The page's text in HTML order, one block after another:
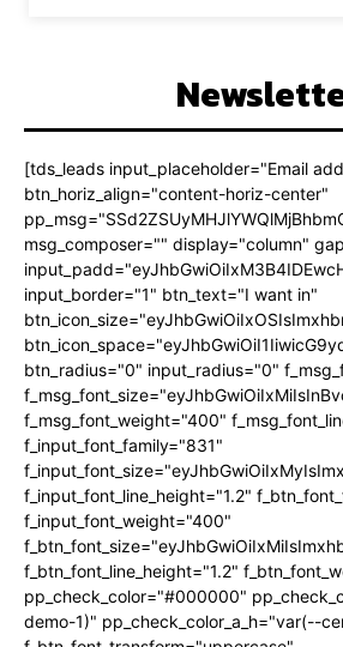
[tds_leads input_placeholder="Email
btn_horiz_align="content-horiz-center"
msg_composer="" display="column"
input_border="1" btn_text="I want in"
btn_radius="0" input_radius="0"
f_msg_font_weight="400"
f_input_font_family="831"
f_input_font_line_height="1.2"
f_input_font_weight="400"
f_btn_font_line_height="1.2"
pp_check_color="#000000"
demo-1)" pp_check_color_a_h="var(--